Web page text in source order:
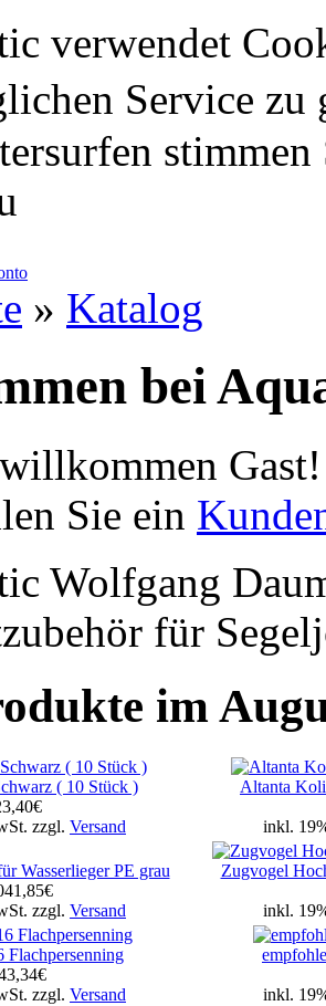
verwendet
Service zu
stimmen
» Katalog
bei
Gast!
Sie ein
Wolfgang
für
im
( 10 Stück )
zzgl. Versand
Altanta
inkl.
Wasserlieger PE grau
zzgl. Versand
Zugvogel
inkl.
Flachpersenning
zzgl. Versand inkl.